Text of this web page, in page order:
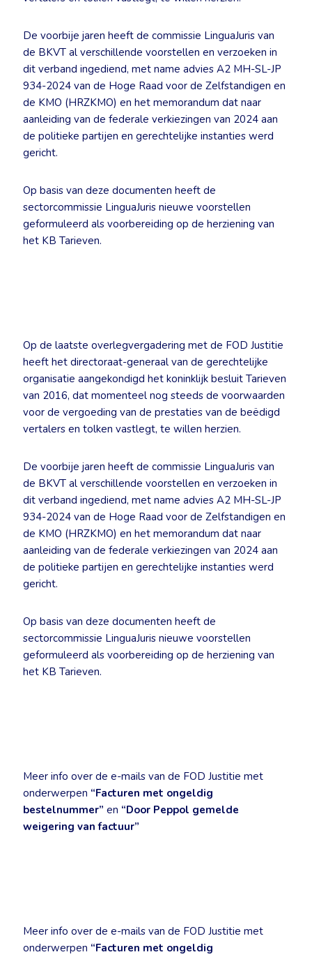
De voorbije jaren heeft de commissie LinguaJuris van
de BKVT al verschillende voorstellen en verzoeken in
dit verband ingediend, met name advies A2 MH-SL-JP
934-2024 van de Hoge Raad voor de Zelfstandigen en
de KMO (HRZKMO) en het memorandum dat naar
aanleiding van de federale verkiezingen van 2024 aan
de politieke partijen en gerechtelijke instanties werd
gericht.
Op basis van deze documenten heeft de
sectorcommissie LinguaJuris nieuwe voorstellen
geformuleerd als voorbereiding op de herziening van
het KB Tarieven.
Op de laatste overlegvergadering met de FOD Justitie
heeft het directoraat-generaal van de gerechtelijke
organisatie aangekondigd het koninklijk besluit Tarieven
van 2016, dat momenteel nog steeds de voorwaarden
voor de vergoeding van de prestaties van de beëdigd
vertalers en tolken vastlegt, te willen herzien.
De voorbije jaren heeft de commissie LinguaJuris van
de BKVT al verschillende voorstellen en verzoeken in
dit verband ingediend, met name advies A2 MH-SL-JP
934-2024 van de Hoge Raad voor de Zelfstandigen en
de KMO (HRZKMO) en het memorandum dat naar
aanleiding van de federale verkiezingen van 2024 aan
de politieke partijen en gerechtelijke instanties werd
gericht.
Op basis van deze documenten heeft de
sectorcommissie LinguaJuris nieuwe voorstellen
geformuleerd als voorbereiding op de herziening van
het KB Tarieven.
Meer info over de e-mails van de FOD Justitie met
onderwerpen “Facturen met ongeldig
bestelnummer” en “Door Peppol gemelde
weigering van factuur”
Meer info over de e-mails van de FOD Justitie met
onderwerpen “Facturen met ongeldig